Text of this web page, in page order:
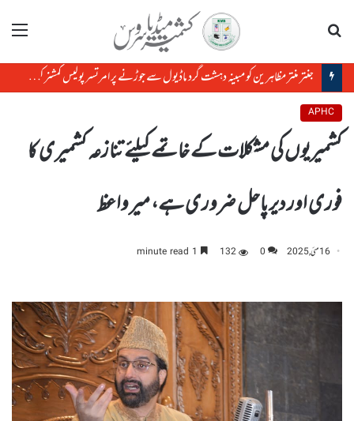
مینو
جنتر منتر مظاہرین کو مبینہ دہشت گرد ماڈیول سے جوڑنے پر امرتسر پولیس کمشنر کو ہٹا دیاگیا
APHC
کشمیریوں کی مشکلات کے خاتمے کیلئے تنازعہ کشمیری کا
فوری اور دیر پاحل ضروری ہے، میر واعظ
16 مئی, 2025 0
132